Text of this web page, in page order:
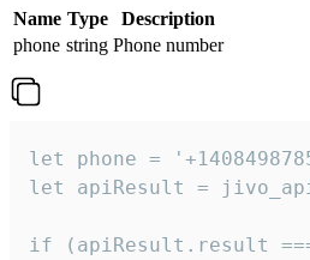
Name Type
Description
phone string Phone number
let phone =
let apiResult =
if (apiResult.result